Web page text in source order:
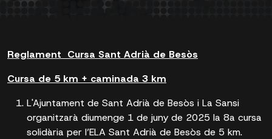
Reglament Cursa Sant Adrià de Besòs
Cursa de 5 km + caminada 3 km
L'Ajuntament de Sant Adrià de Besòs i La Sansi
organitzarà diumenge 1 de juny de 2025 la 8a cursa
solidària per l’ELA Sant Adrià de Besòs de 5 km.